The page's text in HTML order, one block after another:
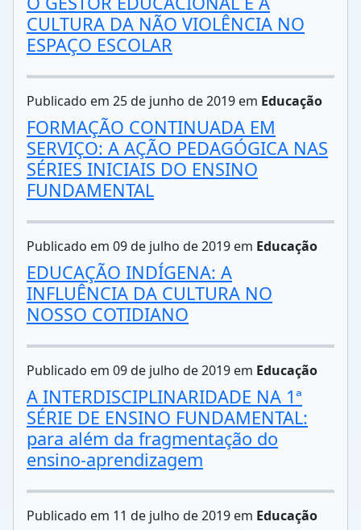
CULTURA DA NÃO VIOLÊNCIA NO
ESPAÇO ESCOLAR
Publicado em 25 de junho de 2019 em Educação
FORMAÇÃO CONTINUADA EM
SERVIÇO: A AÇÃO PEDAGÓGICA NAS
SÉRIES INICIAIS DO ENSINO
FUNDAMENTAL
Publicado em 09 de julho de 2019 em Educação
EDUCAÇÃO INDÍGENA: A
INFLUÊNCIA DA CULTURA NO
NOSSO COTIDIANO
Publicado em 09 de julho de 2019 em Educação
A INTERDISCIPLINARIDADE NA 1ª
SÉRIE DE ENSINO FUNDAMENTAL:
para além da fragmentação do
ensino-aprendizagem
Publicado em 11 de julho de 2019 em Educação